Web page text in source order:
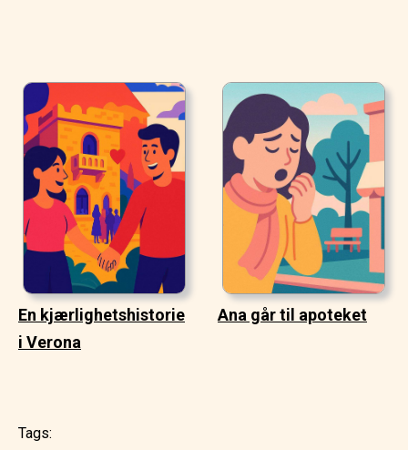
En kjærlighetshistorie
i Verona
Ana går til apoteket
Tags: